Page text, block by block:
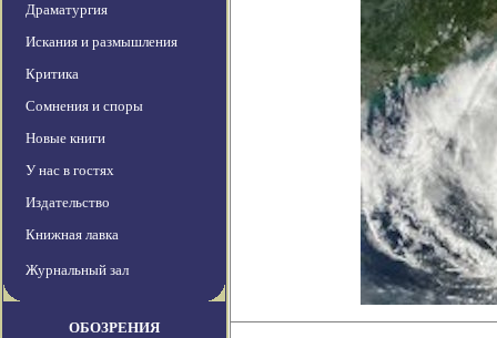
Драматургия
Искания и размышления
Критика
Сомнения и споры
Новые книги
У нас в гостях
Издательство
Книжная лавка
Журнальный зал
ОБОЗРЕНИЯ